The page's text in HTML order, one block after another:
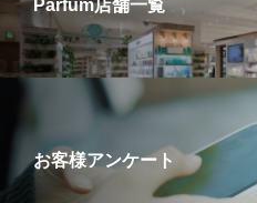
Parfum店舗一覧
お客様アンケート